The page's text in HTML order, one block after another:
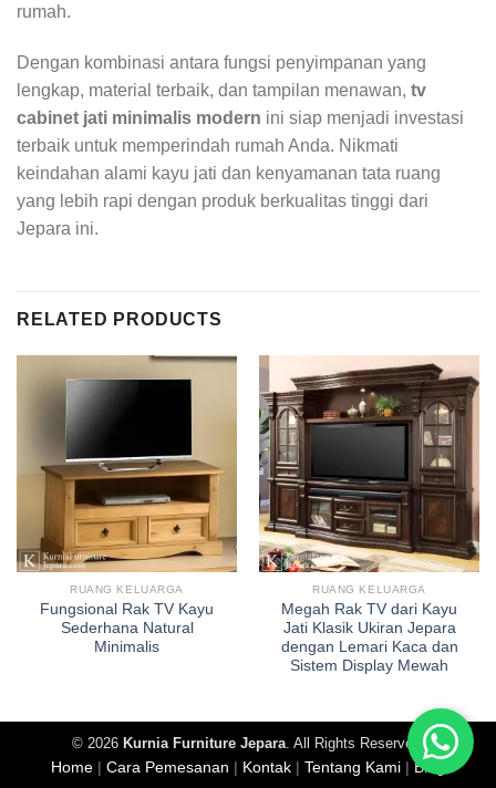
rumah.
Dengan kombinasi antara fungsi penyimpanan yang
lengkap, material terbaik, dan tampilan menawan, tv
cabinet jati minimalis modern ini siap menjadi investasi
terbaik untuk memperindah rumah Anda. Nikmati
keindahan alami kayu jati dan kenyamanan tata ruang
yang lebih rapi dengan produk berkualitas tinggi dari
Jepara ini.
RELATED PRODUCTS
RUANG KELUARGA
Fungsional Rak TV Kayu
Sederhana Natural
Minimalis
RUANG KELUARGA
Megah Rak TV dari Kayu
Jati Klasik Ukiran Jepara
dengan Lemari Kaca dan
Sistem Display Mewah
© 2026 Kurnia Furniture Jepara. All Rights Reserved.
Home | Cara Pemesanan | Kontak | Tentang Kami |Blog